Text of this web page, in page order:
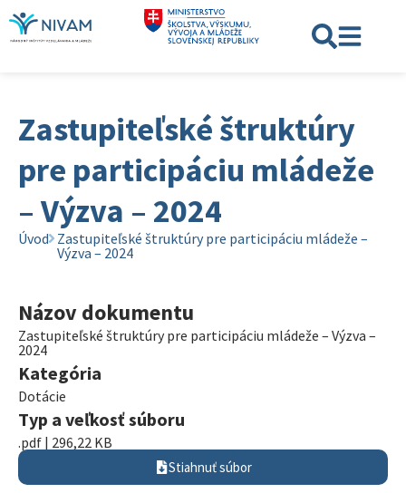
Zastupiteľské štruktúry
pre participáciu mládeže
– Výzva – 2024
Úvod Zastupiteľské štruktúry pre participáciu mládeže –
Výzva – 2024
Názov dokumentu
Zastupiteľské štruktúry pre participáciu mládeže – Výzva –
2024
Kategória
Dotácie
Typ a veľkosť súboru
.pdf | 296,22 KB
Stiahnuť súbor